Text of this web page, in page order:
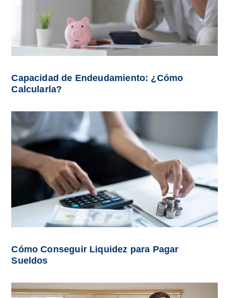
Capacidad de Endeudamiento: ¿Cómo
Calcularla?
Cómo Conseguir Liquidez para Pagar
Sueldos